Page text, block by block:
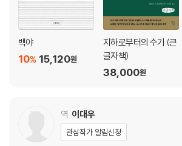
9 색마들
10 두 여인이 한자리에
11 또 하나의 파괴된 명예
제2부
1 페라폰트 신부
2 아버지의 집에서
백야
15,120원
10%
지하로부터의 수기 (큰
글자책)
38,000원
역 이대우
관심작가 알림신청